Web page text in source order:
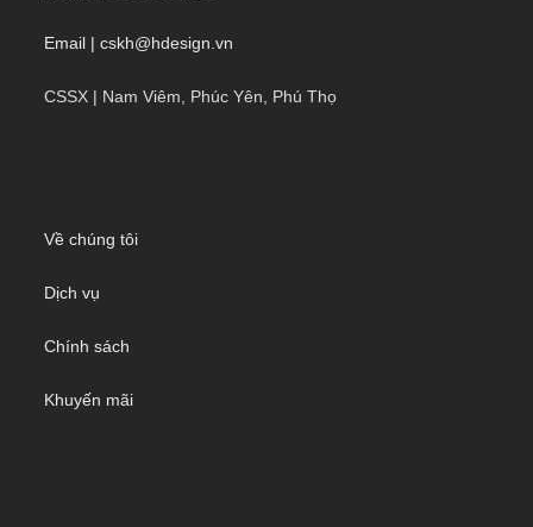
Email | cskh@hdesign.vn
CSSX | Nam Viêm, Phúc Yên, Phú Thọ
Về chúng tôi
Dịch vụ
Chính sách
Khuyến mãi